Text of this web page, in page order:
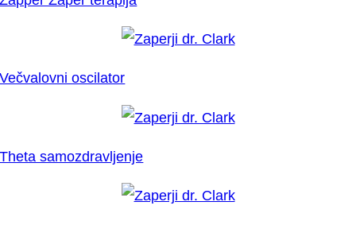
Večvalovni oscilator
Theta samozdravljenje